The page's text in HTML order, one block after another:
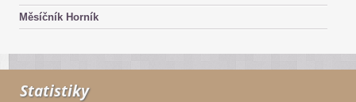
Měsíčník Horník
Statistiky